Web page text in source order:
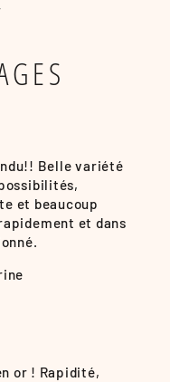
Belle variété
et beaucoup
et dans
or ! Rapidité,